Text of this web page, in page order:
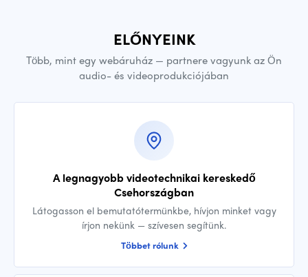
ELŐNYEINK
Több, mint egy webáruház — partnere vagyunk az Ön
audio- és videoprodukciójában
A legnagyobb videotechnikai kereskedő
Csehországban
Látogasson el bemutatótermünkbe, hívjon minket vagy
írjon nekünk — szívesen segítünk.
Többet rólunk